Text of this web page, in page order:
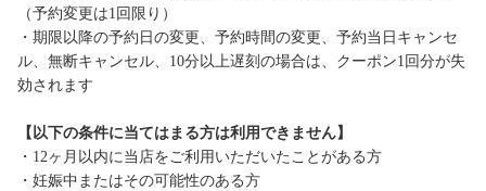
（予約変更は1回限り）
・期限以降の予約日の変更、予約時間の変更、予約当日キャンセ
ル、無断キャンセル、10分以上遅刻の場合は、クーポン1回分が失
効されます
【以下の条件に当てはまる方は利用できません】
・12ヶ月以内に当店をご利用いただいたことがある方
・妊娠中またはその可能性のある方